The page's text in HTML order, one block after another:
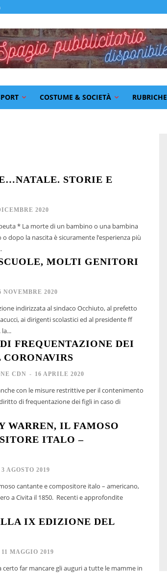
COSTUME & SOCIETÀ RUBRICHE
STORIE E
2020
dopo la nascita è sicuramente l’esperienza più
MOLTI GENITORI
NOVEMBRE 2020
indirizzata al sindaco Occhiuto, al prefetto
ai dirigenti scolastici ed al presidente ff
FREQUENTAZIONE DEI
CDN - 16 APRILE 2020
con le misure restrittive per il contenimento
di frequentazione dei figli in caso di
WARREN, IL FAMOSO
ITALO –
3 AGOSTO 2019
cantante e compositore italo – americano,
a Civita il 1850. Recenti e approfondite
IX EDIZIONE DEL
11 MAGGIO 2019
far mancare gli auguri a tutte le mamme in